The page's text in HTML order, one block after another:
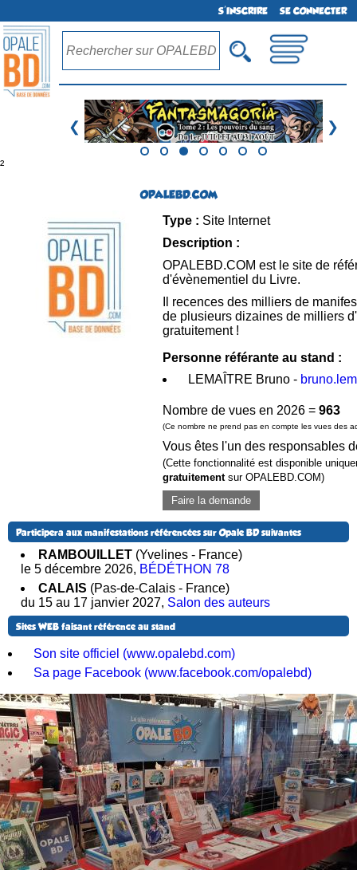
S'INSCRIRE SE CONNECTER
❮ ❯
²
OPALEBD.COM
Type : Site Internet
Description :
OPALEBD.COM est le site de
d'évènementiel du Livre.
Il recences des milliers de
de plusieurs dizaines de milliers
gratuitement !
Personne référante au stand :
LEMAÎTRE Bruno -
Nombre de vues en 2026 = 963
(Ce nombre ne prend pas en compte les vues des
Vous êtes l'un des responsables
(Cette fonctionnalité est disponible
gratuitementsur OPALEBD.COM)
Faire la demande
Participera aux manifestations référencées sur Opale BD suivantes
RAMBOUILLET (Yvelines - France)
le 5 décembre 2026, BÉDÉTHON 78
CALAIS (Pas-de-Calais - France)
du 15 au 17 janvier 2027, Salon des auteurs
Sites WEB faisant référence au stand
Son site officiel (www.opalebd.com)
Sa page Facebook (www.facebook.com/opalebd)